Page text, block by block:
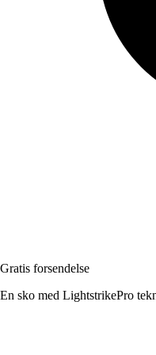
Gratis forsendelse
En sko med LightstrikePro